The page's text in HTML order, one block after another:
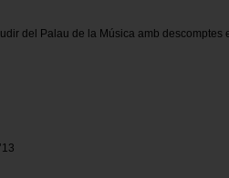
del Palau de la Música amb descomptes